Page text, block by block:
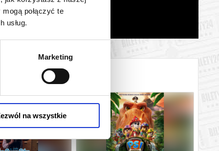
połączyć te
usług.
Marketing
na wszystkie